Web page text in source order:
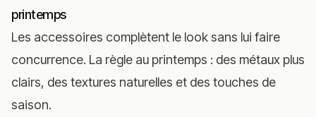
printemps
Les accessoires complètent le look sans lui faire
concurrence. La règle au printemps : des métaux plus
clairs, des textures naturelles et des touches de
saison.